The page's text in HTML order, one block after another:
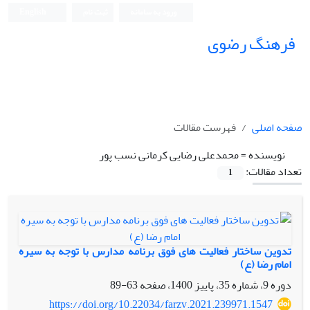
فرهنگ رضوی
صفحه اصلی
فهرست مقالات
نویسنده =محمدعلی رضایی کرمانی نسب پور
تعداد مقالات:
1
تدوین ساختار فعالیت های فوق برنامه مدارس با توجه به سیره
امام رضا (ع)
دوره 9، شماره 35، پاییز 1400، صفحه
63-89
https://doi.org/10.22034/farzv.2021.239971.1547